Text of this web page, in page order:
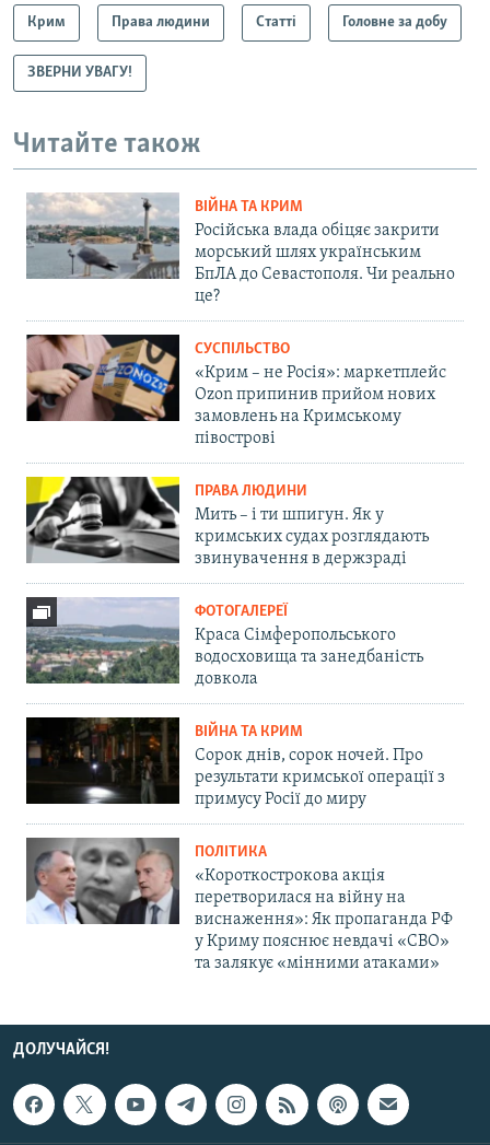
Крим Права людини Статті Головне за добу
ЗВЕРНИ УВАГУ!
Читайте також
ВІЙНА ТА КРИМ
Російська влада обіцяє закрити
морський шлях українським
БпЛА до Севастополя. Чи реально
це?
СУСПІЛЬСТВО
«Крим – не Росія»: маркетплейс
Ozon припинив прийом нових
замовлень на Кримському
півострові
ПРАВА ЛЮДИНИ
Мить – і ти шпигун. Як у
кримських судах розглядають
звинувачення в держзраді
ФОТОГАЛЕРЕЇ
Краса Сімферопольського
водосховища та занедбаність
довкола
ВІЙНА ТА КРИМ
Сорок днів, сорок ночей. Про
результати кримської операції з
примусу Росії до миру
ПОЛІТИКА
«Короткострокова акція
перетворилася на війну на
виснаження»: Як пропаганда РФ
у Криму пояснює невдачі «СВО»
та залякує «мінними атаками»
ДОЛУЧАЙСЯ!